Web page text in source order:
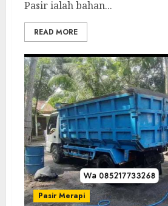
Pasir ialah bahan...
READ MORE
Pasir Merapi